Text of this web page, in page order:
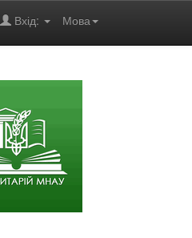
Мова
Вхід: